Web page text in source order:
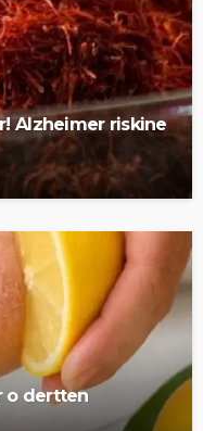
Alzheimer riskine
o dertten